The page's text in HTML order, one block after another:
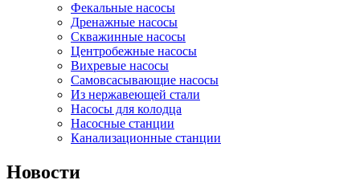
Фекальные насосы
Дренажные насосы
Скважинные насосы
Центробежные насосы
Вихревые насосы
Самовсасывающие насосы
Из нержавеющей стали
Насосы для колодца
Насосные станции
Канализационные станции
Новости